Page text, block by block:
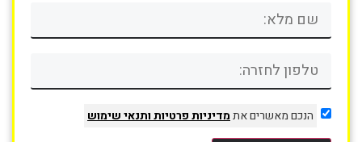
הנכם מאשרים אתמדיניות פרטיותותנאי שימוש